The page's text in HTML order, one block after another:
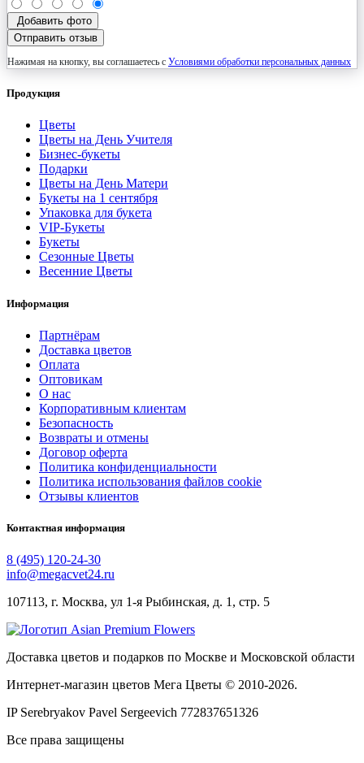
Добавить фото
Отправить отзыв
Нажимая на кнопку, вы соглашаетесь с Условиями обработки персональных данных
Продукция
Цветы
Цветы на День Учителя
Бизнес-букеты
Подарки
Цветы на День Матери
Букеты на 1 сентября
Упаковка для букета
VIP-Букеты
Букеты
Сезонные Цветы
Весенние Цветы
Информация
Партнёрам
Доставка цветов
Оплата
Оптовикам
О нас
Корпоративным клиентам
Безопасность
Возвраты и отмены
Договор оферта
Политика конфиденциальности
Политика использования файлов cookie
Отзывы клиентов
Контактная информация
8 (495) 120-24-30
info@megacvet24.ru
107113, г. Москва, ул 1-я Рыбинская, д. 1, стр. 5
Доставка цветов и подарков по Москве и Московской области
Интернет-магазин цветов Мега Цветы © 2010-2026.
IP Serebryakov Pavel Sergeevich 772837651326
Все права защищены